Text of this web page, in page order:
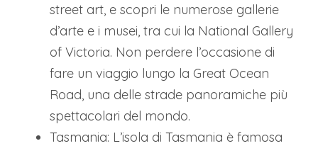
street art, e scopri le numerose gallerie
d’arte e i musei, tra cui la National Gallery
of Victoria. Non perdere l’occasione di
fare un viaggio lungo la Great Ocean
Road, una delle strade panoramiche più
spettacolari del mondo.
Tasmania: L’isola di Tasmania è famosa